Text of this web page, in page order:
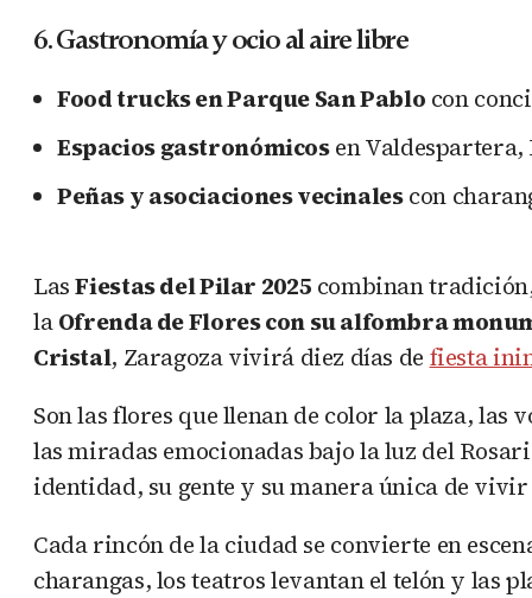
6. Gastronomía y ocio al aire libre
Food trucks en Parque San Pablo con
Espacios gastronómicosen Valdespartera,
Peñas y asociaciones vecinalescon
LasFiestas del Pilar 2025 combinan
laOfrenda de Flores con su alfombra
Cristal, Zaragoza vivirá diez días de fiesta
Son las flores que llenan de color la plaza, las
las miradas emocionadas bajo la luz del
identidad, su gente y su manera única de
Cada rincón de la ciudad se convierte en
charangas, los teatros levantan el telón y las